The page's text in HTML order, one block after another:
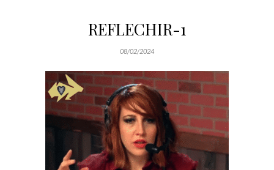
REFLECHIR-1
08/02/2024